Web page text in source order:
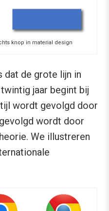
knop in material design
dat de grote lijn in
jaar begint bij
wordt gevolgd door
wordt door
We illustreren